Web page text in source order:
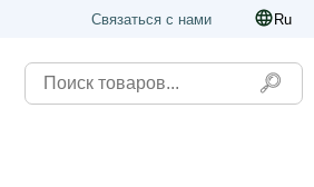
Связаться с нами Ru